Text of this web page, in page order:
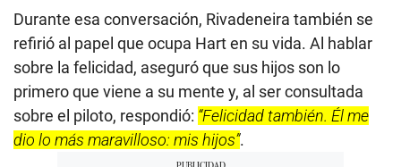
Durante esa conversación, Rivadeneira también se
refirió al papel que ocupa Hart en su vida. Al hablar
sobre la felicidad, aseguró que sus hijos son lo
primero que viene a su mente y, al ser consultada
sobre el piloto, respondió: “Felicidad también. Él me
dio lo más maravilloso: mis hijos”.